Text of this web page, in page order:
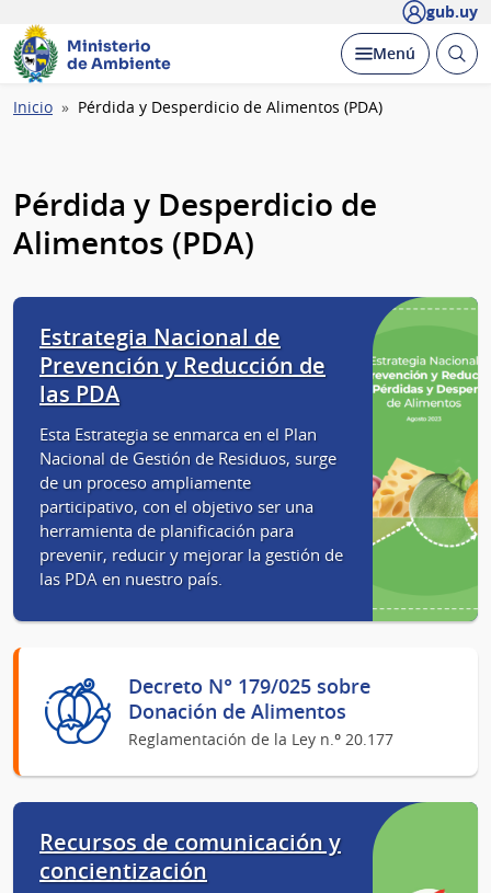
gub.uy
Ministerio
de Ambiente
Desplegar
Menú Abrir
Ruta
Inicio Pérdida y Desperdicio de Alimentos (PDA)
Pérdida y Desperdicio de
Alimentos (PDA)
Estrategia Nacional de
Prevención y Reducción de
las PDA
Esta Estrategia se enmarca en el Plan
Nacional de Gestión de Residuos, surge
de un proceso ampliamente
participativo, con el objetivo ser una
herramienta de planificación para
prevenir, reducir y mejorar la gestión de
las PDA en nuestro país.
Decreto N° 179/025 sobre
Donación de Alimentos
Reglamentación de la Ley n.º 20.177
Recursos de comunicación y
concientización